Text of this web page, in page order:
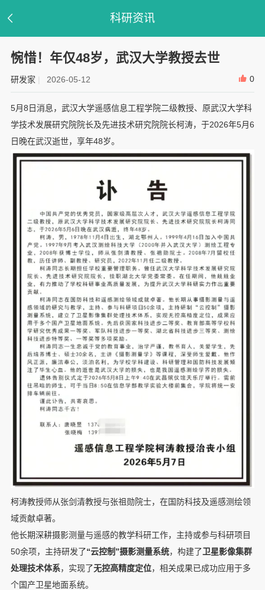
科研资讯
惋惜！年仅48岁，武汉大学教授去世
研发家 | 2026-05-12 0
5月8日消息，武汉大学遥感信息工程学院二级教授、原武汉大学科
学技术发展研究院院长及先进技术研究院院长柯涛，于2026年5月6
日晚在武汉逝世，享年48岁。
柯涛教授师从张剑清教授与张祖勋院士，在国防科技及遥感测绘领
域贡献卓著。
他长期深耕摄影测量与遥感的教学科研工作，主持或参与科研项目
50余项，主持研发了“云控制”摄影测量系统，构建了卫星影像集群
处理技术体系，实现了无控高精度定位，相关成果已成功应用于多
个国产卫星地面系统。